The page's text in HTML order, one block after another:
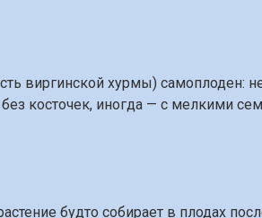
виргинской хурмы) самоплоден:
косточек, иногда — с мелкими
будто собирает в плодах